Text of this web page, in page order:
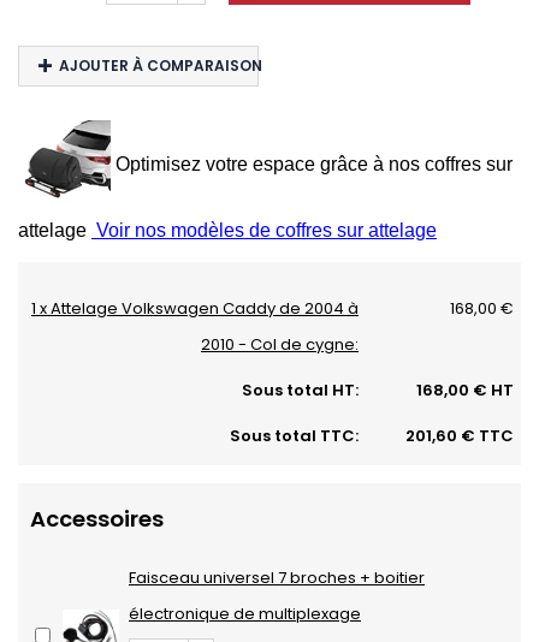
AJOUTER À COMPARAISON
Optimisez votre espace grâce à nos coffres sur
attelage Voir nos modèles de coffres sur attelage
1 x Attelage Volkswagen Caddy de 2004 à
2010 - Col de cygne:
168,00 €
Sous total HT:
168,00 € HT
Sous total TTC:
201,60 € TTC
Accessoires
Faisceau universel 7 broches + boitier
électronique de multiplexage